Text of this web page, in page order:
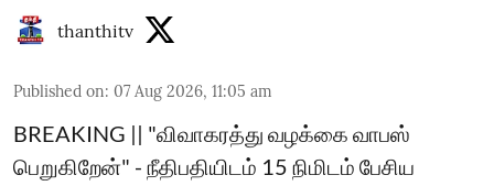
thanthitv
Published on: 07 Aug 2026, 11:05 am
BREAKING || "விவாகரத்து வழக்கை வாபஸ்
பெறுகிறேன்" - நீதிபதியிடம் 15 நிமிடம் பேசிய